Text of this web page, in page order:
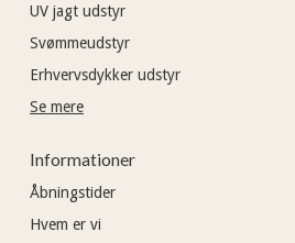
UV jagt udstyr
Svømmeudstyr
Erhvervsdykker udstyr
Se mere
Informationer
Åbningstider
Hvem er vi